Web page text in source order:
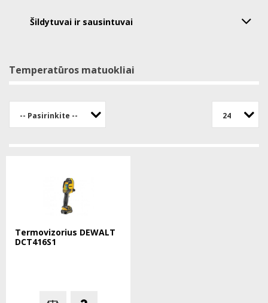
Šildytuvai ir sausintuvai
Temperatūros matuokliai
-- Pasirinkite -- 24
Termovizorius DEWALT
DCT416S1